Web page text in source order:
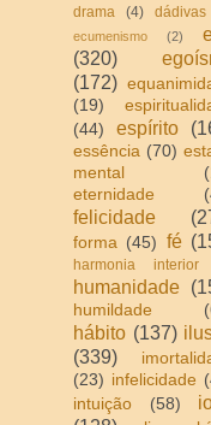
drama (4) dádivas
ecumenismo (2)
(320)
(172)
(19)
(44)
espírito
essência (70)
mental
eternidade
felicidade
forma (45) fé
harmonia interior
humanidade
humildade
hábito (137)
(339)
(23) infelicidade
intuição
(58)